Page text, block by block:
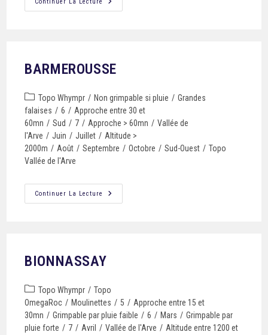
BARMEROUSSE
Topo Whympr / Non grimpable si pluie / Grandes
falaises / 6 / Approche entre 30 et
60mn / Sud / 7 / Approche > 60mn / Vallée de
l'Arve / Juin / Juillet / Altitude >
2000m / Août / Septembre / Octobre / Sud-Ouest / Topo
Vallée de l'Arve
Continuer La Lecture
BIONNASSAY
Topo Whympr / Topo
OmegaRoc / Moulinettes / 5 / Approche entre 15 et
30mn / Grimpable par pluie faible / 6 / Mars / Grimpable par
pluie forte / 7 / Avril / Vallée de l'Arve / Altitude entre 1200 et